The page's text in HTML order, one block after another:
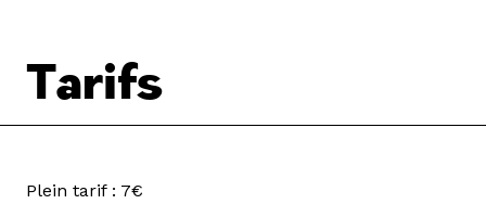
Tarifs
Plein tarif : 7€